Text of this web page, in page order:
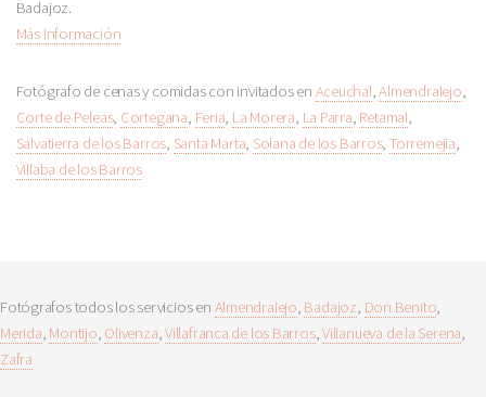
Badajoz.
Más Información
Fotógrafo de cenas y comidas con invitados en Aceuchal,Almendralejo,
Corte de Peleas, Cortegana, Feria, La Morera, La Parra, Retamal,
Salvatierra de los Barros, Santa Marta, Solana de los Barros,Torremejia,
Villaba de los Barros
Fotógrafos todos los servicios en Almendralejo, Badajoz, Don Benito,
Merida, Montijo, Olivenza,Villafranca de los Barros,Villanueva de la Serena,
Zafra